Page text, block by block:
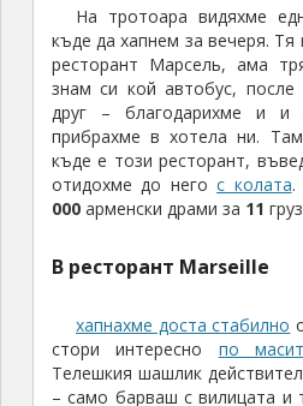
На тротоара видяхме
къде да хапнем за вечеря.
ресторант Марсель, ама
знам си кой автобус,
друг – благодарихме и
прибрахме в хотела ни.
къде е този ресторант,
отидохме до негос колата.
000арменски драми за 11
В ресторант Marseille
хапнахме доста стабилно
стори интересно по
Телешкия шашлик
– само барваш с вилицата и